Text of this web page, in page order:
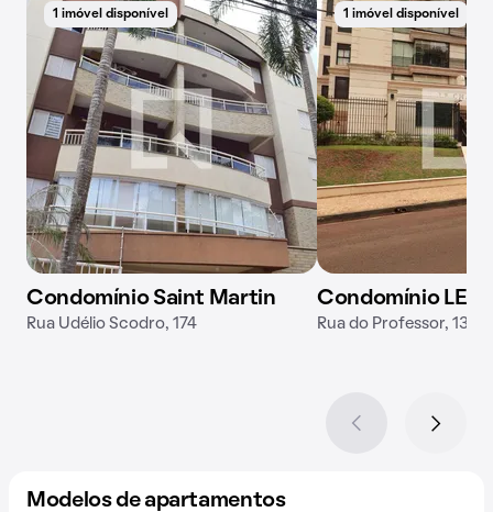
1 imóvel disponível
Condomínio Saint Martin
Rua Udélio Scodro, 174
1 imóvel disponível
Condomínio LE
Rua do Professor, 1321
Modelos de apartamentos